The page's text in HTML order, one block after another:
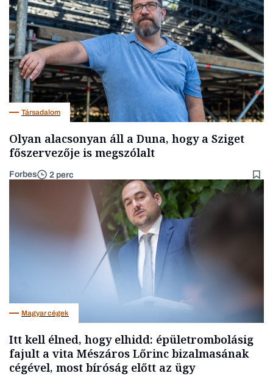
Társadalom
Olyan alacsonyan áll a Duna, hogy a Sziget
főszervezője is megszólalt
Forbes 2 perc
Magyar cégek
Itt kell élned, hogy elhidd: épületrombolásig
fajult a vita Mészáros Lőrinc bizalmasának
cégével, most bíróság előtt az ügy